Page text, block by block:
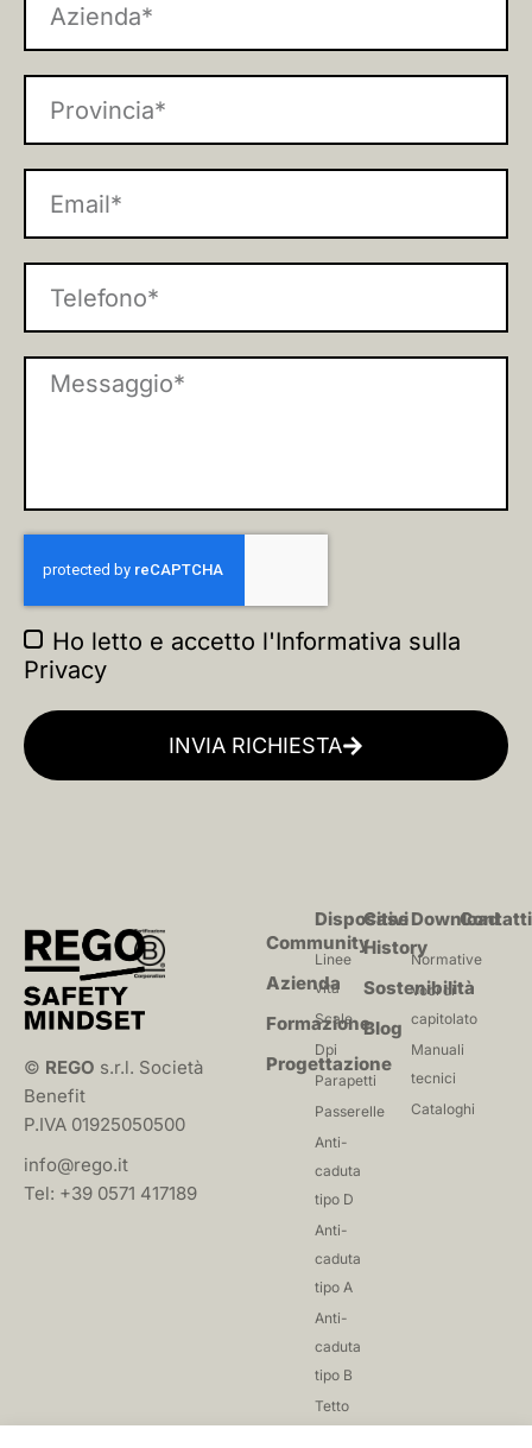
Ho letto e accetto l'Informativa sulla
Privacy
INVIA RICHIESTA
© REGO s.r.l. Società
Benefit
P.IVA 01925050500
info@rego.it
Tel: +39 0571 417189
Community
Azienda
Formazione
Progettazione
Dispositivi
Linee
vita
Scale
Dpi
Parapetti
Passerelle
Anti-
caduta
tipo D
Anti-
caduta
tipo A
Anti-
caduta
tipo B
Tetto
Case
History
Sostenibilità
Blog
Download
Normative
Voci di
capitolato
Manuali
tecnici
Cataloghi
Contatti